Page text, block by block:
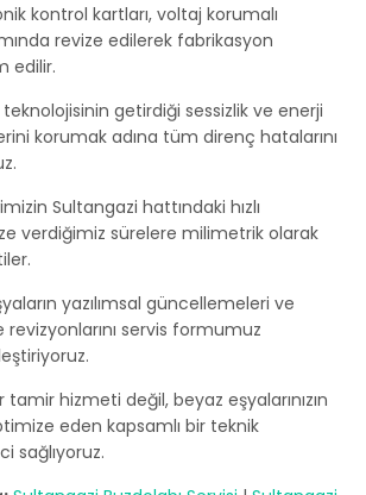
kontrol kartları, voltaj korumalı
revize edilerek fabrikasyon
edilir.
getirdiği sessizlik ve enerji
korumak adına tüm direnç hatalarını
Sultangazi hattındaki hızlı
verdiğimiz sürelere milimetrik olarak
yazılımsal güncellemeleri ve
servis formumuz
hizmeti değil, beyaz eşyalarınızın
eden kapsamlı bir teknik
sağlıyoruz.